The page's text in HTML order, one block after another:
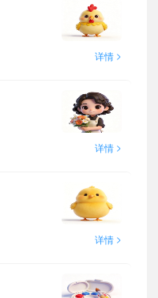
详情 >
详情 >
详情 >